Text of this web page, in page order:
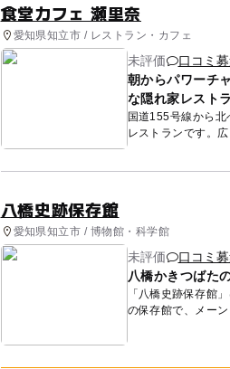
食堂カフェ 瀬里奈
愛知県知立市 / レストラン・カフェ
未評価
口コミ募
朝からパワーチ
な隠れ家レスト
国道155号線から
レストランです。
び、外光がたっぷ
八橋史跡保存館
愛知県知立市 / 博物館・科学館
未評価
口コミ募
八橋かきつばた
「八橋史跡保存館
の保存館で、メー
ています。方...